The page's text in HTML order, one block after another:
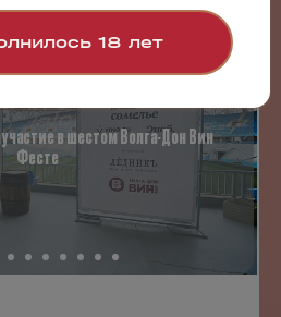
в шестом Волга-Дон Вин
Фесте
18 лет